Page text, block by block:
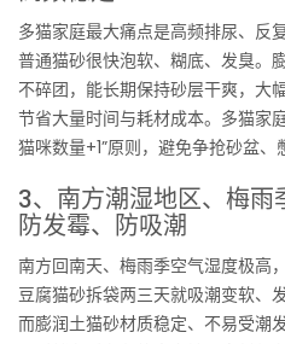
多猫家庭最大痛点是高频排尿、反
普通猫砂很快泡软、糊底、发臭。
不碎团，能长期保持砂层干爽，大
节省大量时间与耗材成本。多猫家
猫咪数量+1”原则，避免争抢砂盆、
3、南方潮湿地区、梅雨
防发霉、防吸潮
南方回南天、梅雨季空气湿度极高，
豆腐猫砂拆袋两三天就吸潮变软、
而膨润土猫砂材质稳定、不易受潮